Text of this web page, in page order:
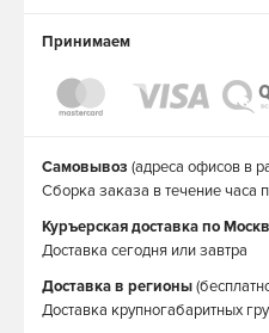
Принимаем
Самовывоз (адреса офисов в
Сборка заказа в течение часа
Куръерская доставка по
Доставка сегодня или завтра
Доставка в регионы
Доставка крупногабаритных